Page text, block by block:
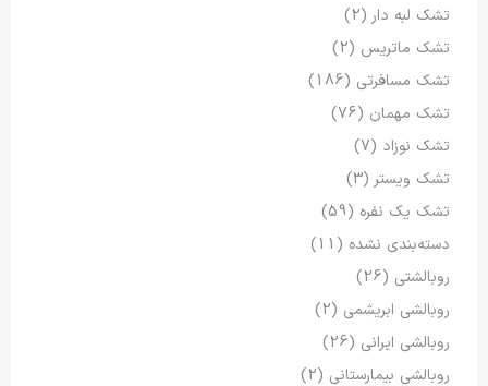
تشک لبه دار (2)
تشک ماتریس (2)
تشک مسافرتی (186)
تشک مهمان (76)
تشک نوزاد (7)
تشک ویستر (3)
تشک یک نفره (59)
دسته‌بندی نشده (11)
روبالشتی (26)
روبالشی ابریشمی (2)
روبالشی ایرانی (26)
روبالشی بیمارستانی (2)